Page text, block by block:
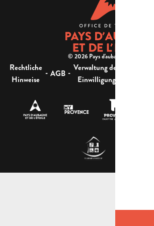
© 2026 Pays d'aubagne et de l'étoile -
Rechtliche
Hinweise
- AGB - Verwaltung der
Einwilligung